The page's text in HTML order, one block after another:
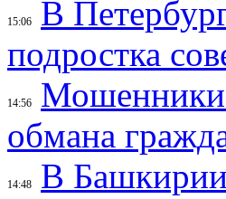
15:06
В
подростка
14:56
Мошенники
обмана
14:48
В Башкирии